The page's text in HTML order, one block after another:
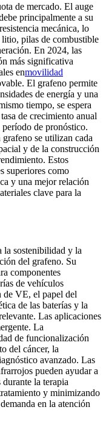
de mercado. El auge
principalmente a su
mecánica, lo
litio, pilas de combustible
En 2024, las
más significativa
enmovilidad
El grafeno permite
de energía y una
tiempo, se espera
de crecimiento anual
de pronóstico.
se utilizan cada
y de la construcción
Estos
superiores como
y una mejor relación
clave para la
la sostenibilidad y la
del grafeno. Su
componentes
de vehículos
de VE, el papel del
de las baterías y la
Las aplicaciones
La
de funcionalización
del cáncer, la
avanzado. Las
pueden ayudar a
la terapia
y minimizando
en la atención